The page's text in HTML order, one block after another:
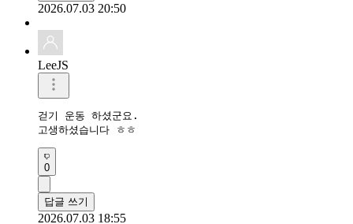
2026.07.03 20:50
LeeJS
걷기 운동 하셨군요.
고생하셨습니다 ㅎㅎ
0
답글 쓰기
2026.07.03 18:55